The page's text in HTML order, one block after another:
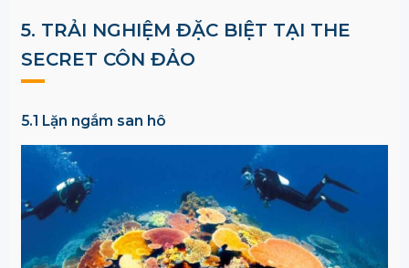
5. TRẢI NGHIỆM ĐẶC BIỆT TẠI THE
SECRET CÔN ĐẢO
5.1 Lặn ngắm san hô